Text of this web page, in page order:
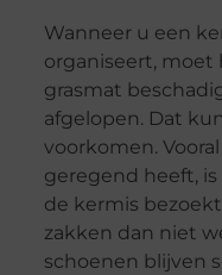
Wanneer u een
organiseert, moet
grasmat
afgelopen. Dat
voorkomen.
geregend heeft,
de kermis
zakken dan niet
schoenen blijven